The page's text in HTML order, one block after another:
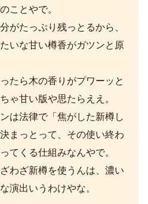
ことやで。
がたっぷり残っとるから、
いな甘い樽香がガツンと原
たら木の香りがプワーッと
ゃ甘い版や思たらええ。
は法律で「焦がした新樽し
まっとって、その使い終わ
てくる仕組みなんやで。
わざ新樽を使うんは、濃い
演出いうわけやな。